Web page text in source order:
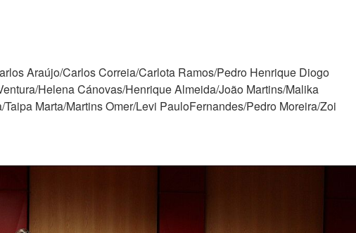
Araújo/Carlos Correia/Carlota Ramos/Pedro Henrique Diogo
Helena Cánovas/Henrique Almeida/João Martins/Malika
Marta/Martins Omer/Levi PauloFernandes/Pedro Moreira/Zoi